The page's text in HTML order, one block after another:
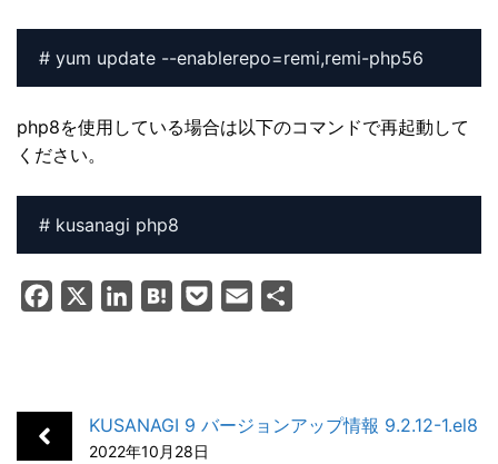
# yum update --enablerepo=remi,remi-php56
php8を使用している場合は以下のコマンドで再起動して
ください。
# kusanagi php8
e
d
n
a
e
l
KUSANAGI 9 バージョンアップ情報 9.2.12-1.el8
2022年10月28日